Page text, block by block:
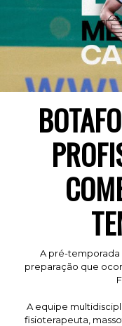
A pré-
preparação que
A equipe
fisioterapeuta,